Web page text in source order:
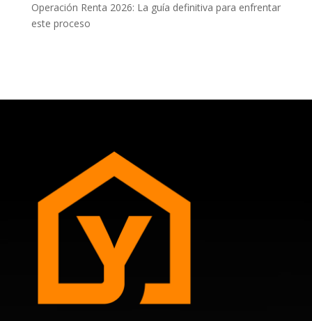
Operación Renta 2026: La guía definitiva para enfrentar
este proceso